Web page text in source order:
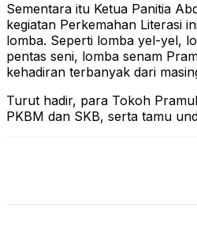
Sementara itu Ketua Panitia
kegiatan Perkemahan Literasi
lomba. Seperti lomba yel-yel,
pentas seni, lomba senam
kehadiran terbanyak dari
Turut hadir, para Tokoh
PKBM dan SKB, serta tamu